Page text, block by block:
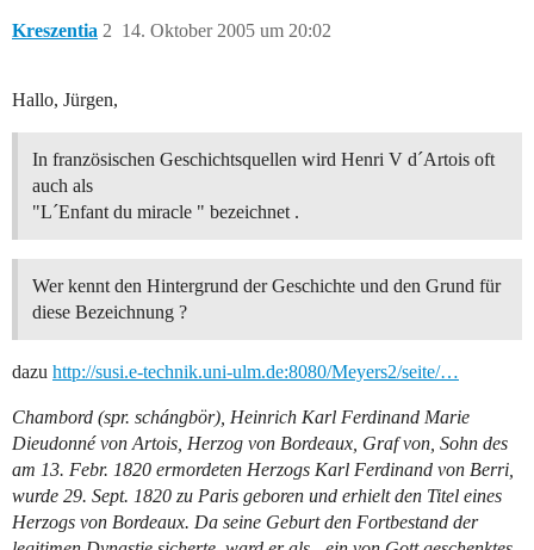
Kreszentia 14. Oktober 2005 um 20:02
2
Hallo, Jürgen,
In französischen Geschichtsquellen wird Henri V d´Artois oft
auch als
"L´Enfant du miracle " bezeichnet .
Wer kennt den Hintergrund der Geschichte und den Grund für
diese Bezeichnung ?
dazu http://susi.e-technik.uni-ulm.de:8080/Meyers2/seite/…
Chambord (spr. schángbör), Heinrich Karl Ferdinand Marie
Dieudonné von Artois, Herzog von Bordeaux, Graf von, Sohn des
am 13. Febr. 1820 ermordeten Herzogs Karl Ferdinand von Berri,
wurde 29. Sept. 1820 zu Paris geboren und erhielt den Titel eines
Herzogs von Bordeaux. Da seine Geburt den Fortbestand der